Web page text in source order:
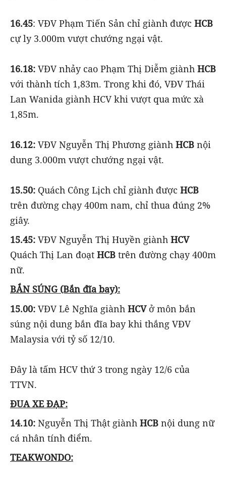
16.45: VĐV Phạm Tiến Sản chỉ giành được HCB
cự ly 3.000m vượt chướng ngại vật.
16.18: VĐV nhảy cao Phạm Thị Diễm giành HCB
với thành tích 1,83m. Trong khi đó, VĐV Thái
Lan Wanida giành HCV khi vượt qua mức xà
1,85m.
16.12: VĐV Nguyễn Thị Phương giành HCB nội
dung 3.000m vượt chướng ngại vật.
15.50: Quách Công Lịch chỉ giành được HCB
trên đường chạy 400m nam, chỉ thua đúng 2%
giây.
15.45: VĐV Nguyễn Thị Huyền giành HCV
Quách Thị Lan đoạt HCB trên đường chạy 400m
nữ.
BẮN SÚNG (Bắn đĩa bay):
15.00: VĐV Lê Nghĩa giành HCVở môn bắn
súng nội dung bắn đĩa bay khi thắng VĐV
Malaysia với tỷ số 12/10.
Đây là tấm HCV thứ 3 trong ngày 12/6 của
TTVN.
ĐUA XE ĐẠP:
14.10: Nguyễn Thị Thật giành HCB nội dung nữ
cá nhân tính điểm.
TEAKWONDO: